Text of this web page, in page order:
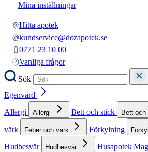
Mina inställningar
Hitta apotek
kundservice@dozapotek.se
0771 23 10 00
Vanliga frågor
Sök
Egenvård
Allergi
Allergi Bett och stick Bett
värk
Feber och värk Förkylning
Hudbesvär
Hudbesvär Husapotek